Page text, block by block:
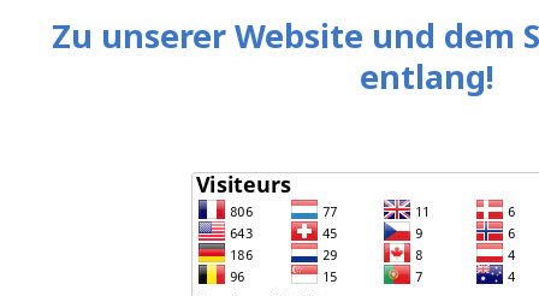
Zu unserer Website und dem
entlang!